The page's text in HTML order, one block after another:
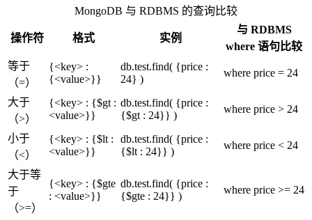
MongoDB 与 RDBMS 的查询比较
操作符 格式 实例
与 RDBMS
where 语句比较
等于
（=）
{<key> :
{<value>}}
db.test.find( {price :
24} )
where price = 24
大于
（>）
{<key> : {$gt :
<value>}}
db.test.find( {price :
{$gt : 24}} )
where price > 24
小于
（<）
{<key> : {$lt :
<value>}}
db.test.find( {price :
{$lt : 24}} )
where price < 24
大于等
于
（>=）
{<key> : {$gte
: <value>}}
db.test.find( {price :
{$gte : 24}} )
where price >= 24